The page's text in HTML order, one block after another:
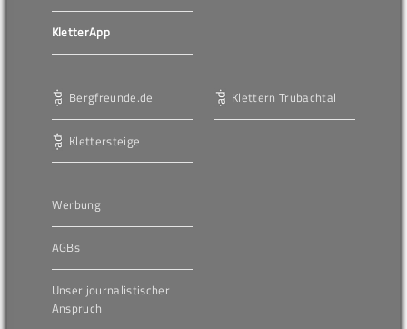
KletterApp
Bergfreunde.de
Klettersteige
Klettern Trubachtal
Werbung
AGBs
Unser journalistischer
Anspruch